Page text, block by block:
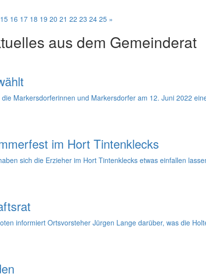
15 16 17 18 19 20 21 22 23 24 25 »
aus dem Gemeinderat
Markersdorferinnen und Markersdorfer am 12. Juni 2022
im Hort Tintenklecks
sich die Erzieher im Hort Tintenklecks etwas einfallen
informiert Ortsvorsteher Jürgen Lange darüber, was die